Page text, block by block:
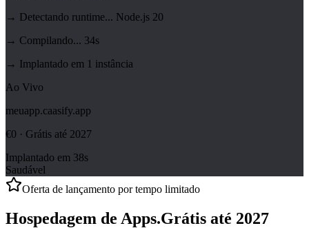
→ Detectando runtime... Node.js 20
→ Compilando... 34s
→ Implantado em 1 instância
Ao Vivo
meuapp.caasify.app
€0 · Grátis até 2027
Implantado em 38s
Saudável
Oferta de lançamento por tempo limitado
Hospedagem de Apps.Grátis até 2027